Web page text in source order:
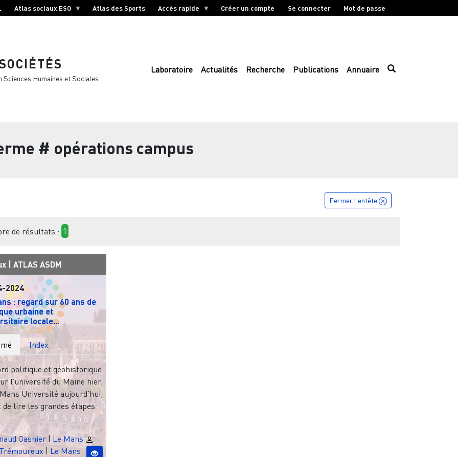
Atlas sociaux ESO Atlas des Sports Accès rapide Créer un compte Se connecter Mot de passe
Humaines et Sociales
Laboratoire Actualités Recherche Publications Annuaire
# opérations campus
Fermer l'entête
de résultats : 1
| ATLAS ASDM
2024
: regard sur 60 ans de
urbaine et
locale...
Index
politique et géohistorique
l’université du Maine hier,
Université aujourd’hui,
de lire les grandes étapes
Gasnier | Le Mans
| Le Mans